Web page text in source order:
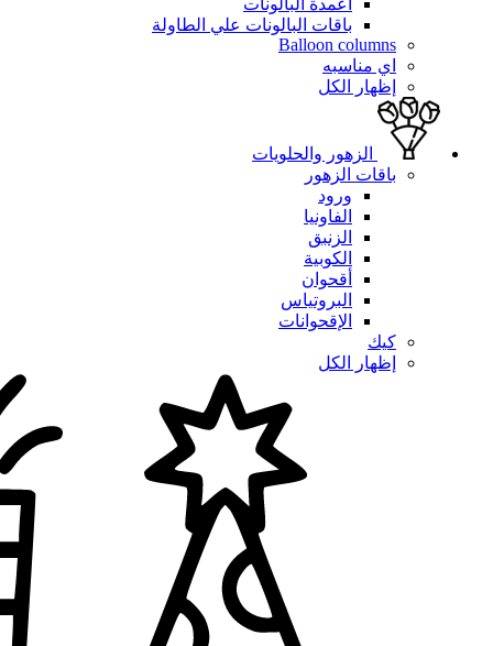
باقات البالونات علي الطاولة
Balloon columns
اي مناسبه
إظهار الكل
الزهور والحلويات
باقات الزهور
ورود
الفاونيا
الزنبق
الكوبية
أقحوان
البروتياس
الإقحوانات
كيك
إظهار الكل